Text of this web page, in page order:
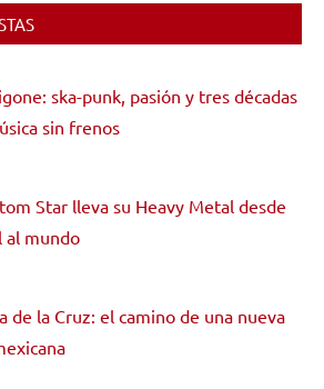
ska-punk, pasión y tres décadas
sin frenos
Star lleva su Heavy Metal desde
al mundo
de la Cruz: el camino de una nueva